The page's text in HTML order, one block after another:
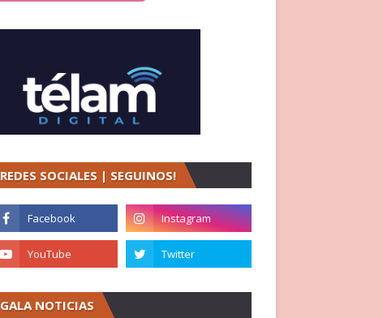
REDES SOCIALES | SEGUINOS!
GALA NOTICIAS